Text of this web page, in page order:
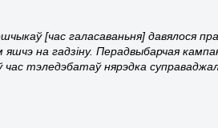
[час галасаваньня] давялося
на гадзіну. Перадвыбарчая
час тэледэбатаў нярэдка